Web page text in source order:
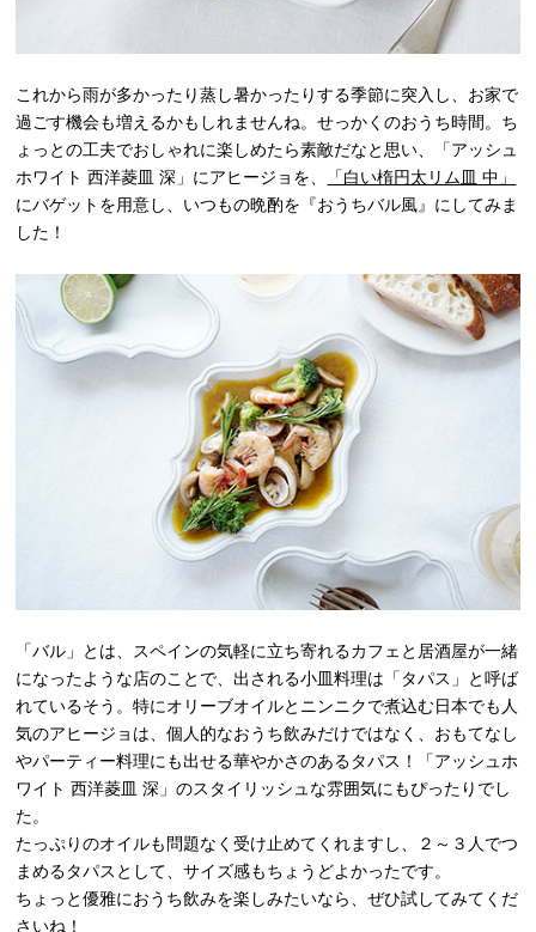
これから雨が多かったり蒸し暑かったりする季節に突入し、お家で
過ごす機会も増えるかもしれませんね。せっかくのおうち時間。ち
ょっとの工夫でおしゃれに楽しめたら素敵だなと思い、「アッシュ
ホワイト 西洋菱皿 深」にアヒージョを、
「白い楕円太リム皿 中」
にバゲットを用意し、いつもの晩酌を『おうちバル風』にしてみま
した！
「バル」とは、スペインの気軽に立ち寄れるカフェと居酒屋が一緒
になったような店のことで、出される小皿料理は「タパス」と呼ば
れているそう。特にオリーブオイルとニンニクで煮込む日本でも人
気のアヒージョは、個人的なおうち飲みだけではなく、おもてなし
やパーティー料理にも出せる華やかさのあるタパス！「アッシュホ
ワイト 西洋菱皿 深」のスタイリッシュな雰囲気にもぴったりでし
た。
たっぷりのオイルも問題なく受け止めてくれますし、２～３人でつ
まめるタパスとして、サイズ感もちょうどよかったです。
ちょっと優雅におうち飲みを楽しみたいなら、ぜひ試してみてくだ
さいね！